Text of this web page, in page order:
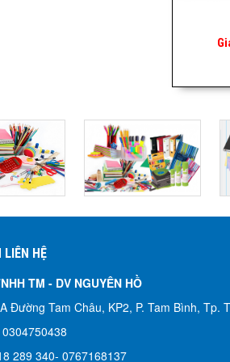
LIÊN HỆ
TM - DV NGUYÊN HỒ​
Đường Tam Châu, KP2, P. Tam Bình, Tp.
289 340- 0767168137